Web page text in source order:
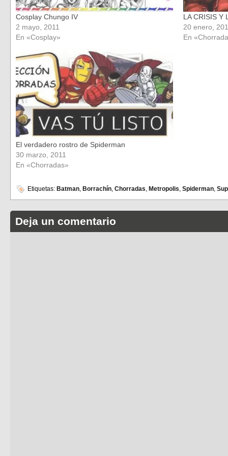
Cosplay Chungo IV
2 mayo, 2011
En «Cosplay»
LA CRISIS Y
20 enero,
En
El verdadero rostro de Spiderman
30 marzo, 2011
En «Chorradas»
Etiquetas: Batman, Borrachín, Chorradas, Metropolis, Spiderman,
Deja un comentario